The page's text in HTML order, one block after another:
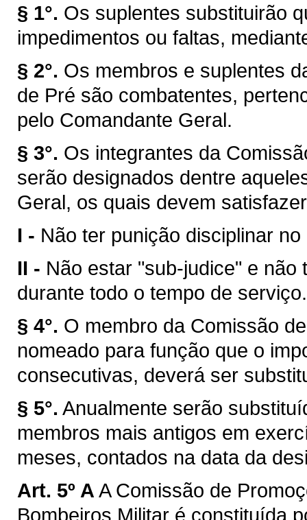
§ 1°. Os suplentes substituirão
impedimentos ou faltas,
§ 2°. Os membros e suplentes
de Pré são combatentes,
pelo Comandante Geral.
§ 3°. Os integrantes da
serão designados dentre
Geral, os quais devem
I - Não ter punição disciplinar no
II - Não estar "sub-judice" e
durante todo o tempo de serviço.
§ 4°. O membro da Comissão
nomeado para função que o
consecutivas, deverá ser
§ 5°. Anualmente serão
membros mais antigos em
meses, contados na data da
Art. 5º A A Comissão de
Bombeiros Militar é constituída